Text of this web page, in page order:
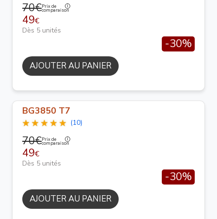
70€Prix de
comparaison
49€
Dès 5 unités
-30%
AJOUTER AU PANIER
BG3850 T7
(10)
70€Prix de
comparaison
49€
Dès 5 unités
-30%
AJOUTER AU PANIER